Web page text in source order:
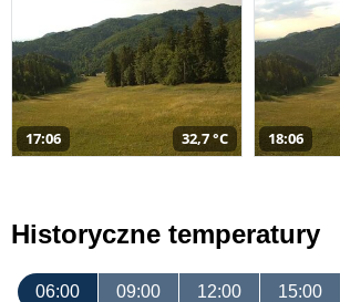
17:06 32,7 °C 18:06
Historyczne temperatury
06:00 09:00 12:00 15:00